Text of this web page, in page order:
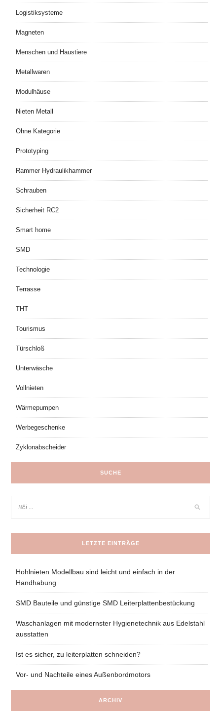
Logistiksysteme
Magneten
Menschen und Haustiere
Metallwaren
Modulhäuse
Nieten Metall
Ohne Kategorie
Prototyping
Rammer Hydraulikhammer
Schrauben
Sicherheit RC2
Smart home
SMD
Technologie
Terrasse
THT
Tourismus
Türschloß
Unterwäsche
Vollnieten
Wärmepumpen
Werbegeschenke
Zyklonabscheider
SUCHE
LETZTE EINTRÄGE
Hohlnieten Modellbau sind leicht und einfach in der
Handhabung
SMD Bauteile und günstige SMD Leiterplattenbestückung
Waschanlagen mit modernster Hygienetechnik aus Edelstahl
ausstatten
Ist es sicher, zu leiterplatten schneiden?
Vor- und Nachteile eines Außenbordmotors
ARCHIV